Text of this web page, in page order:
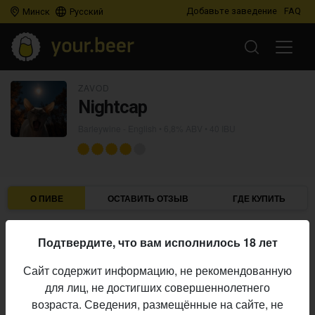
Минск Русский Добавьте заведение FAQ
Nightcap
О ПИВЕ ОСТАВИТЬ ОТЗЫВ ГДЕ КУПИТЬ
Пивоварня:
Алкоголь:
6,8%
Горечь:
40 IBU
Начало
Подтвердите, что вам исполнилось 18 лет
Сайт содержит информацию, не рекомендованную
для лиц, не достигших совершеннолетнего
возраста. Сведения, размещённые на сайте, не